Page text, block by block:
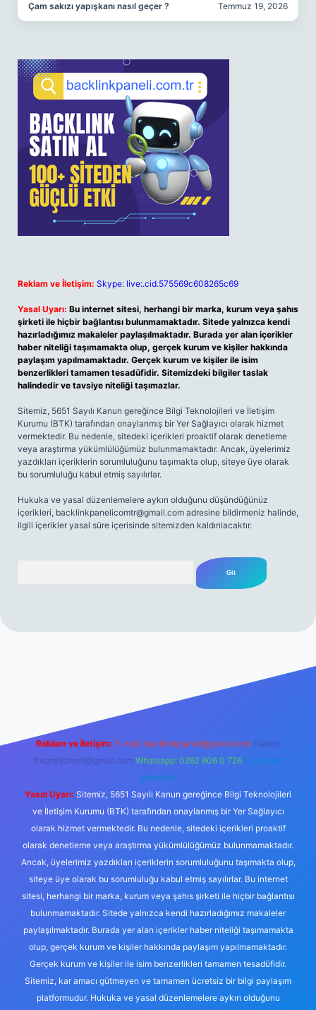
Çam sakızı yapışkanı nasıl geçer ? Temmuz 19, 2026
Reklam ve İletişim: Skype: live:.cid.575569c608265c69
Yasal Uyarı: Bu internet sitesi, herhangi bir marka, kurum veya şahıs
şirketi ile hiçbir bağlantısı bulunmamaktadır. Sitede yalnızca kendi
hazırladığımız makaleler paylaşılmaktadır. Burada yer alan içerikler
haber niteliği taşımamakta olup, gerçek kurum ve kişiler hakkında
paylaşım yapılmamaktadır. Gerçek kurum ve kişiler ile isim
benzerlikleri tamamen tesadüfidir. Sitemizdeki bilgiler taslak
halindedir ve tavsiye niteliği taşımazlar.
Sitemiz, 5651 Sayılı Kanun gereğince Bilgi Teknolojileri ve İletişim
Kurumu (BTK) tarafından onaylanmış bir Yer Sağlayıcı olarak hizmet
vermektedir. Bu nedenle, sitedeki içerikleri proaktif olarak denetleme
veya araştırma yükümlülüğümüz bulunmamaktadır. Ancak, üyelerimiz
yazdıkları içeriklerin sorumluluğunu taşımakta olup, siteye üye olarak
bu sorumluluğu kabul etmiş sayılırlar.
Hukuka ve yasal düzenlemelere aykırı olduğunu düşündüğünüz
içerikleri, backlinkpanelicomtr@gmail.com adresine bildirmeniz halinde,
ilgili içerikler yasal süre içerisinde sitemizden kaldırılacaktır.
Reklam ve İletişim: E-mail: backlinkpaneli@gmail.com Teams:
forumhizmeti@gmail.com Whatsapp: 0262 606 0 726 Telegram:
@karabul
Yasal Uyarı: Sitemiz, 5651 Sayılı Kanun gereğince Bilgi Teknolojileri
ve İletişim Kurumu (BTK) tarafından onaylanmış bir Yer Sağlayıcı
olarak hizmet vermektedir. Bu nedenle, sitedeki içerikleri proaktif
olarak denetleme veya araştırma yükümlülüğümüz bulunmamaktadır.
Ancak, üyelerimiz yazdıkları içeriklerin sorumluluğunu taşımakta olup,
siteye üye olarak bu sorumluluğu kabul etmiş sayılırlar. Bu internet
sitesi, herhangi bir marka, kurum veya şahıs şirketi ile hiçbir bağlantısı
bulunmamaktadır. Sitede yalnızca kendi hazırladığımız makaleler
paylaşılmaktadır. Burada yer alan içerikler haber niteliği taşımamakta
olup, gerçek kurum ve kişiler hakkında paylaşım yapılmamaktadır.
Gerçek kurum ve kişiler ile isim benzerlikleri tamamen tesadüfidir.
Sitemiz, kar amacı gütmeyen ve tamamen ücretsiz bir bilgi paylaşım
platformudur. Hukuka ve yasal düzenlemelere aykırı olduğunu